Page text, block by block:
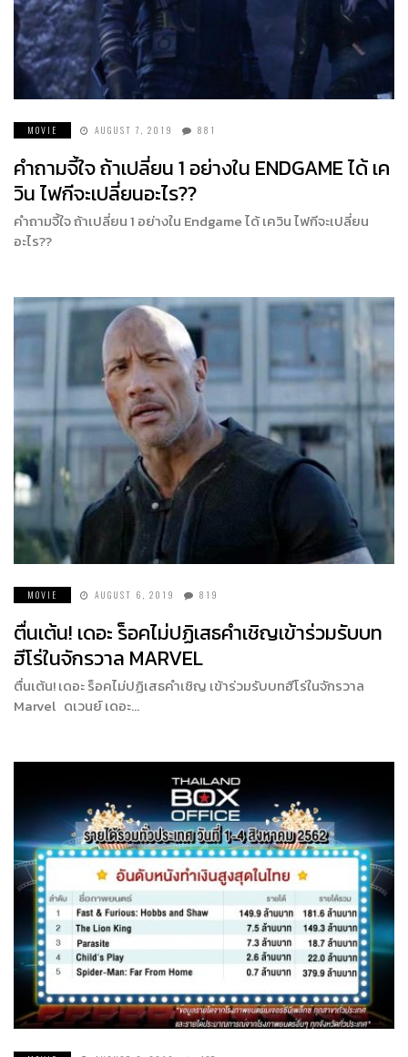
MOVIE AUGUST 7, 2019 881
คำถามจี้ใจ ถ้าเปลี่ยน 1 อย่างใน ENDGAME ได้ เค
วิน ไฟกีจะเปลี่ยนอะไร??
คำถามจี้ใจ ถ้าเปลี่ยน 1 อย่างใน Endgame ได้ เควิน ไฟกีจะเปลี่ยน
อะไร??
MOVIE AUGUST 6, 2019 819
ตื่นเต้น! เดอะ ร็อคไม่ปฏิเสธคำเชิญเข้าร่วมรับบท
ฮีโร่ในจักรวาล MARVEL
ตื่นเต้น! เดอะ ร็อคไม่ปฏิเสธคำเชิญ เข้าร่วมรับบทฮีโร่ในจักรวาล
Marvel ดเวนย์ เดอะ…